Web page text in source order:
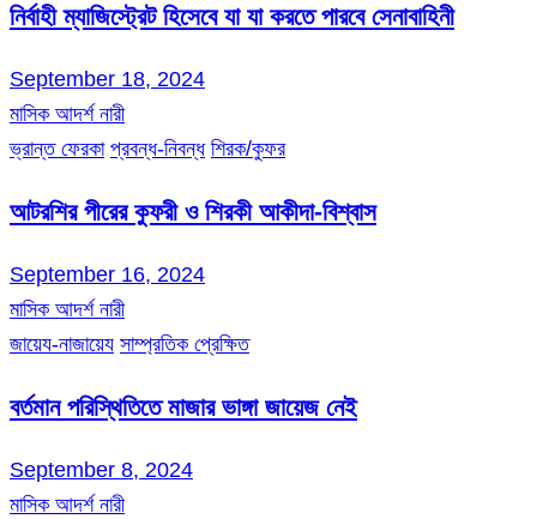
নির্বাহী ম্যাজিস্ট্রেট হিসেবে যা যা করতে পারবে সেনাবাহিনী
September 18, 2024
মাসিক আদর্শ নারী
ভ্রান্ত ফেরকা প্রবন্ধ-নিবন্ধ শিরক/কুফর
আটরশির পীরের কুফরী ও শিরকী আকীদা-বিশ্বাস
September 16, 2024
মাসিক আদর্শ নারী
জায়েয-নাজায়েয সাম্প্রতিক প্রেক্ষিত
বর্তমান পরিস্থিতিতে মাজার ভাঙ্গা জায়েজ নেই
September 8, 2024
মাসিক আদর্শ নারী